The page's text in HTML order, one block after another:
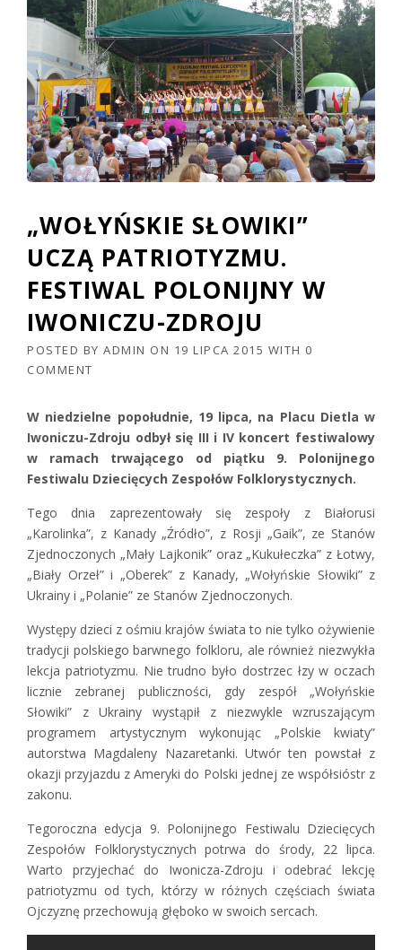
„WOŁYŃSKIE SŁOWIKI”
UCZĄ PATRIOTYZMU.
FESTIWAL POLONIJNY W
IWONICZU-ZDROJU
POSTED BY ADMIN ON 19 LIPCA 2015 WITH 0
COMMENT
W niedzielne popołudnie, 19 lipca, na Placu Dietla w
Iwoniczu-Zdroju odbył się III i IV koncert festiwalowy
w ramach trwającego od piątku 9. Polonijnego
Festiwalu Dziecięcych Zespołów Folklorystycznych.
Tego dnia zaprezentowały się zespoły z Białorusi
„Karolinka”, z Kanady „Źródło”, z Rosji „Gaik”, ze Stanów
Zjednoczonych „Mały Lajkonik” oraz „Kukułeczka” z Łotwy,
„Biały Orzeł” i „Oberek” z Kanady, „Wołyńskie Słowiki” z
Ukrainy i „Polanie” ze Stanów Zjednoczonych.
Występy dzieci z ośmiu krajów świata to nie tylko ożywienie
tradycji polskiego barwnego folkloru, ale również niezwykła
lekcja patriotyzmu. Nie trudno było dostrzec łzy w oczach
licznie zebranej publiczności, gdy zespół „Wołyńskie
Słowiki” z Ukrainy wystąpił z niezwykle wzruszającym
programem artystycznym wykonując „Polskie kwiaty”
autorstwa Magdaleny Nazaretanki. Utwór ten powstał z
okazji przyjazdu z Ameryki do Polski jednej ze współsióstr z
zakonu.
Tegoroczna edycja 9. Polonijnego Festiwalu Dziecięcych
Zespołów Folklorystycznych potrwa do środy, 22 lipca.
Warto przyjechać do Iwonicza-Zdroju i odebrać lekcję
patriotyzmu od tych, którzy w różnych częściach świata
Ojczyznę przechowują głęboko w swoich sercach.